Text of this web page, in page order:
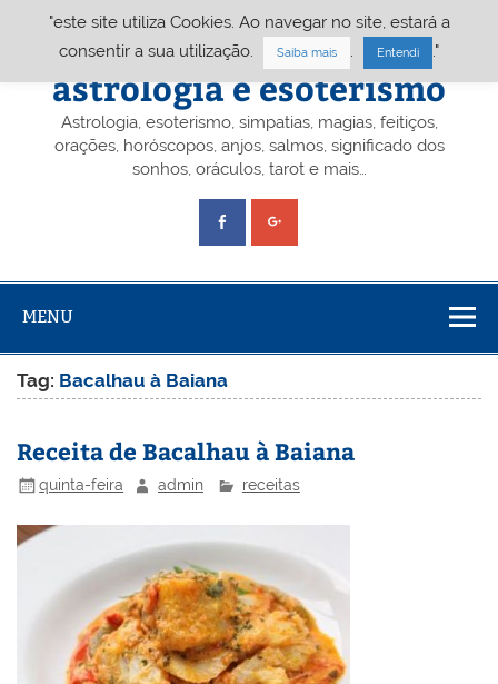
Portal A&E – Portal
astrologia e esoterismo
Astrologia, esoterismo, simpatias, magias, feitiços,
orações, horóscopos, anjos, salmos, significado dos
sonhos, oráculos, tarot e mais…
MENU
Tag: Bacalhau à Baiana
Receita de Bacalhau à Baiana
quinta-feira admin receitas
"este site utiliza Cookies. Ao navegar no site, estará a
consentir a sua utilização.
Saiba mais Entendi ."